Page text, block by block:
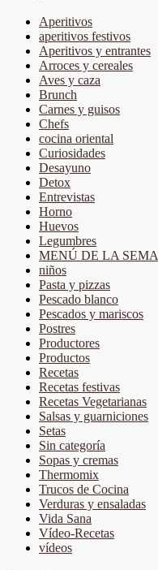
Aperitivos
aperitivos festivos
Aperitivos y entrantes
Arroces y cereales
Aves y caza
Brunch
Carnes y guisos
Chefs
cocina oriental
Curiosidades
Desayuno
Detox
Entrevistas
Horno
Huevos
Legumbres
MENÚ DE LA
niños
Pasta y pizzas
Pescado blanco
Pescados y mariscos
Postres
Productores
Productos
Recetas
Recetas festivas
Recetas Vegetarianas
Salsas y guarniciones
Setas
Sin categoría
Sopas y cremas
Thermomix
Trucos de Cocina
Verduras y ensaladas
Vida Sana
Vídeo-Recetas
vídeos